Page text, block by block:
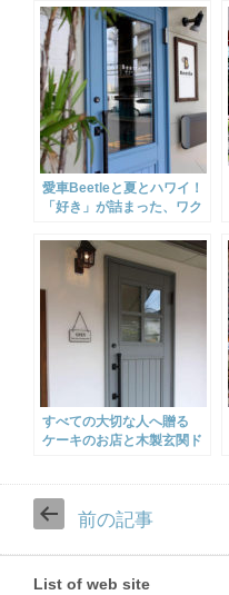
愛車Beetleと夏とハワイ！
「好き」が詰まった、ワク
すべての大切な人へ贈る
ケーキのお店と木製玄関ド
前の記事
List of web site